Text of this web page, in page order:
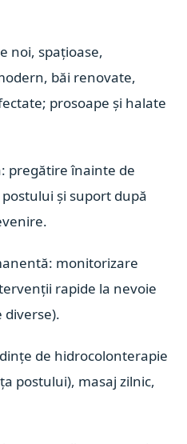
noi, spațioase,
băi renovate,
prosoape și halate
pregătire înainte de
și suport după
monitorizare
rapide la nevoie
de hidrocolonterapie
postului), masaj zilnic,